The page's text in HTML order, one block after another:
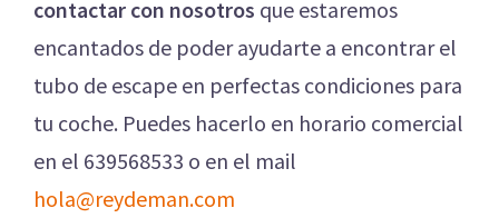
contactar con nosotros que estaremos
encantados de poder ayudarte a encontrar el
tubo de escape en perfectas condiciones para
tu coche. Puedes hacerlo en horario comercial
en el 639568533 o en el mail
hola@reydeman.com